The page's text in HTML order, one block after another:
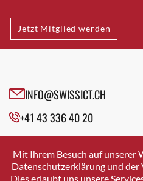
Bäretswil
Bülach
Cazis
Crissier
Davos Platz
Dierikon
Dietikon
Jetzt Mitglied werden
INFO@SWISSICT.CH
+41 43 336 40 20
SWISSICT
VULKANSTRASSE 120
8048 ZURICH
Mit Ihrem Besuch auf unserer
Datenschutzerklärung und der
Dies erlaubt uns unsere